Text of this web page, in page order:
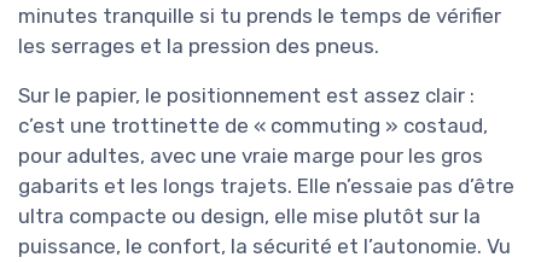
minutes tranquille si tu prends le temps de vérifier
les serrages et la pression des pneus.
Sur le papier, le positionnement est assez clair :
c’est une trottinette de « commuting » costaud,
pour adultes, avec une vraie marge pour les gros
gabarits et les longs trajets. Elle n’essaie pas d’être
ultra compacte ou design, elle mise plutôt sur la
puissance, le confort, la sécurité et l’autonomie. Vu